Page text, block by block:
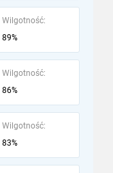
Wilgotność:
89%
Wilgotność:
86%
Wilgotność:
83%